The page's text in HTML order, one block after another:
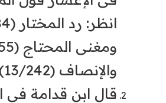
والإنصاف (13/242).
قال ابن قدامة في